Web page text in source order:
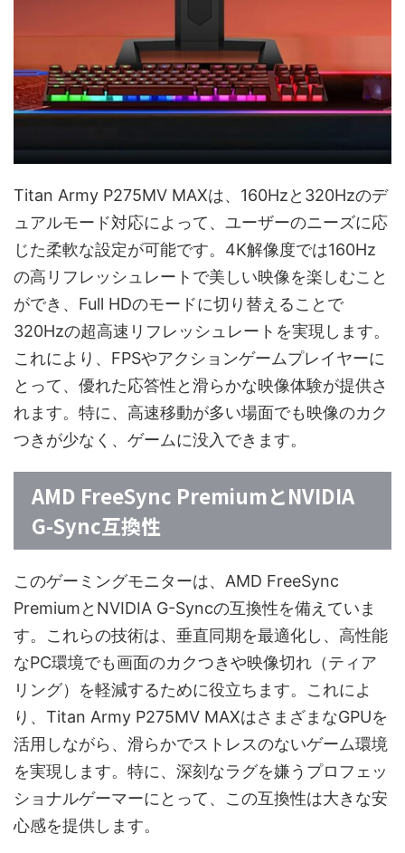
Titan Army P275MV MAXは、160Hzと320Hzのデ
ュアルモード対応によって、ユーザーのニーズに応
じた柔軟な設定が可能です。4K解像度では160Hz
の高リフレッシュレートで美しい映像を楽しむこと
ができ、Full HDのモードに切り替えることで
320Hzの超高速リフレッシュレートを実現します。
これにより、FPSやアクションゲームプレイヤーに
とって、優れた応答性と滑らかな映像体験が提供さ
れます。特に、高速移動が多い場面でも映像のカク
つきが少なく、ゲームに没入できます。
AMD FreeSync PremiumとNVIDIA
G-Sync互換性
このゲーミングモニターは、AMD FreeSync
PremiumとNVIDIA G-Syncの互換性を備えていま
す。これらの技術は、垂直同期を最適化し、高性能
なPC環境でも画面のカクつきや映像切れ（ティア
リング）を軽減するために役立ちます。これによ
り、Titan Army P275MV MAXはさまざまなGPUを
活用しながら、滑らかでストレスのないゲーム環境
を実現します。特に、深刻なラグを嫌うプロフェッ
ショナルゲーマーにとって、この互換性は大きな安
心感を提供します。